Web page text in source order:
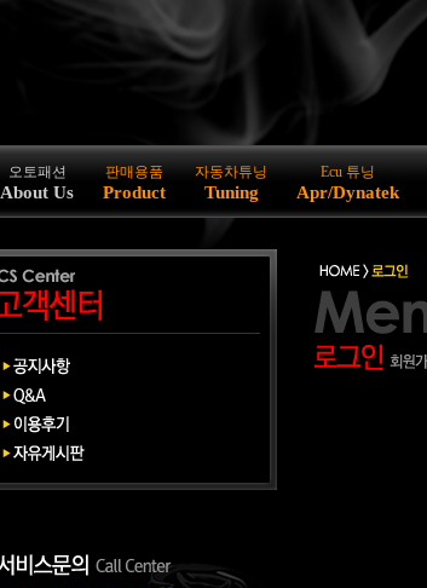
오토패션
About Us
판매용품
Product
자동차튜닝
Tuning
Ecu 튜닝
Apr/Dynatek